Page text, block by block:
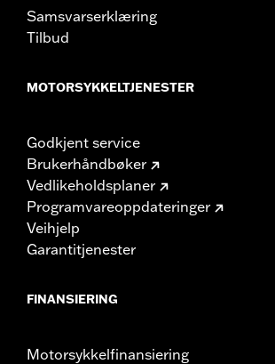
Samsvarserklæring
Tilbud
MOTORSYKKELTJENESTER
Godkjent service
Brukerhåndbøker
Vedlikeholdsplaner
Programvareoppdateringer
Veihjelp
Garantitjenester
FINANSIERING
Motorsykkelfinansiering